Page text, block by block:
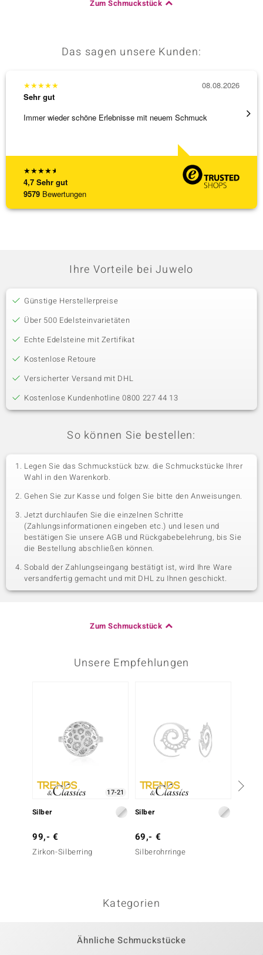
Zum Schmuckstück
Das sagen unsere Kunden:
★★★★★
4,7 Sehr gut
9579 Bewertungen
★★★★★
Sehr gut
Immer wieder schöne Erlebnisse mit neuem Schmuck
08.08.2026
Ihre Vorteile bei Juwelo
Günstige Herstellerpreise
Über 500 Edelsteinvarietäten
Echte Edelsteine mit Zertifikat
Kostenlose Retoure
Versicherter Versand mit DHL
Kostenlose Kundenhotline 0800 227 44 13
So können Sie bestellen:
Legen Sie das Schmuckstück bzw. die Schmuckstücke Ihrer
Wahl in den Warenkorb.
Gehen Sie zur Kasse und folgen Sie bitte den Anweisungen.
Jetzt durchlaufen Sie die einzelnen Schritte
(Zahlungsinformationen eingeben etc.) und lesen und
bestätigen Sie unsere AGB und Rückgabebelehrung, bis Sie
die Bestellung abschließen können.
Sobald der Zahlungseingang bestätigt ist, wird Ihre Ware
versandfertig gemacht und mit DHL zu Ihnen geschickt.
Zum Schmuckstück
Unsere Empfehlungen
17-21
Silber
99,- €
Zirkon-Silberring
Silber
69,- €
Silberohrringe
Kategorien
Ähnliche Schmuckstücke